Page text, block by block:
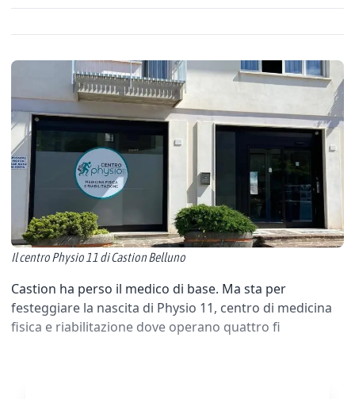
Il centro Physio 11 di Castion Belluno
Castion ha perso il medico di base. Ma sta per
festeggiare la nascita di Physio 11, centro di medicina
fisica e riabilitazione dove operano quattro fi